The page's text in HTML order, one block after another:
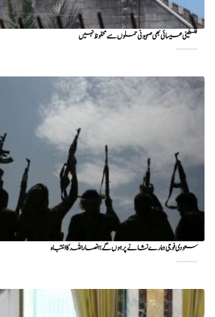
فلسطینی عیسائی بھی صہیونی حملوں سے محفوظ نہیں
سعودی فوجی ہمارے نشانے پر ہوں گے؛ انصاراللہ کا انتباہ